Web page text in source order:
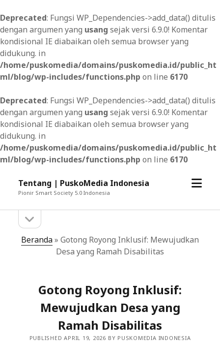
Deprecated: Fungsi WP_Dependencies->add_data() ditulis
dengan argumen yang usang sejak versi 6.9.0! Komentar
kondisional IE diabaikan oleh semua browser yang
didukung. in
/home/puskomedia/domains/puskomedia.id/public_ht
ml/blog/wp-includes/functions.php on line 6170
Deprecated: Fungsi WP_Dependencies->add_data() ditulis
dengan argumen yang usang sejak versi 6.9.0! Komentar
kondisional IE diabaikan oleh semua browser yang
didukung. in
/home/puskomedia/domains/puskomedia.id/public_ht
ml/blog/wp-includes/functions.php on line 6170
Tentang | PuskoMedia Indonesia
Pionir Smart Society 5.0 Indonesia
open
Sidebarsidebar
Beranda» Gotong Royong Inklusif: Mewujudkan
Desa yang Ramah Disabilitas
Gotong Royong Inklusif:
Mewujudkan Desa yang
Ramah Disabilitas
PUBLISHED APRIL 19, 2026 BY PUSKOMEDIA INDONESIA